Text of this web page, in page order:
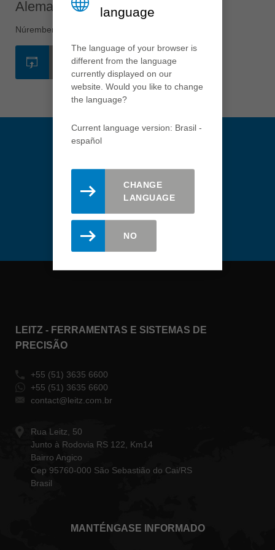
Việt Nam
tiếng việt
中文
ประเทศไทย
ไทย
yкраїнська
Alemania - Núremberg
Núremberg
WEB
Manténgase actualizado.
newsletter de Leitz.
LEITZ - FERRAMENTAS E SISTEMAS DE
PRECISÃO
+55 (51) 3635 6600
+55 (51) 3635 6600
contact@leitz.com.br
Rua Leitz, 50
Junto à Rodovia RS 122, Km14
Bairro Angico
Cep 95760-000 São Sebastião do Cai/RS
Brasil
MANTÉNGASE INFORMADO
language
The language of your browser is
different from the language
currently displayed on our
website. Would you like to change
the language?
Current language version: Brasil -
español
CHANGE
LANGUAGE
NO